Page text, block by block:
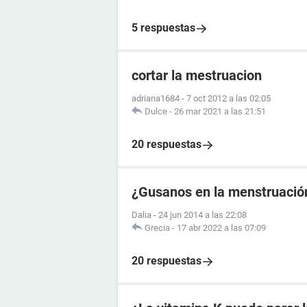
5 respuestas
cortar la mestruacion
adriana1684 - 7 oct 2012 a las 02:05
Dulce - 26 mar 2021 a las 21:51
20 respuestas
¿Gusanos en la
Dalia - 24 jun 2014 a las 22:08
Grecia - 17 abr 2022 a las 07:09
20 respuestas